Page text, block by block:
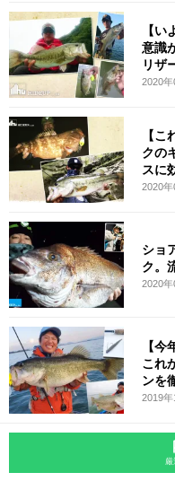
【
意識
リザ
2020年
【
クの
スに
2020年
ショ
ク。
2020年
【
これ
ンを
2019年
厳